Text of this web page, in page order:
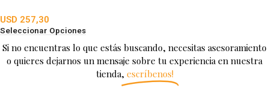
USD 257,30
Seleccionar Opciones
Si no encuentras lo que estás buscando, necesitas asesoramiento
o quieres dejarnos un mensaje sobre tu experiencia en nuestra
tienda, escríbenos!